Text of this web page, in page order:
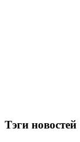
Тэги новостей